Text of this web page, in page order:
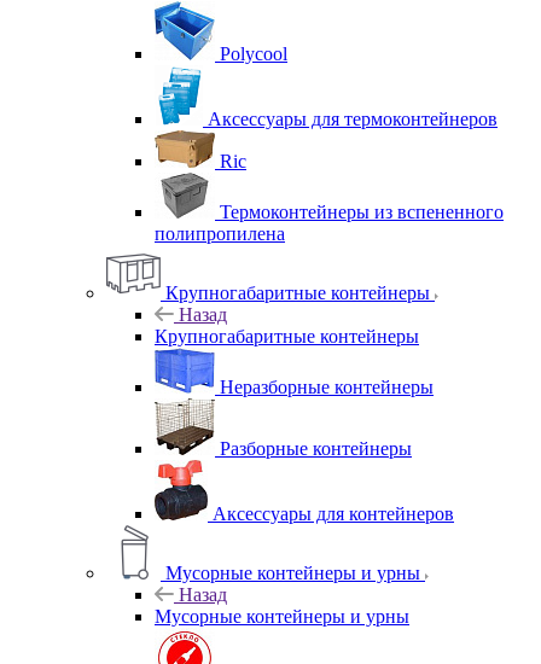
Polycool
Аксессуары для термоконтейнеров
Ric
Термоконтейнеры из вспененного
полипропилена
Крупногабаритные контейнеры
Назад
Крупногабаритные контейнеры
Неразборные контейнеры
Разборные контейнеры
Аксессуары для контейнеров
Мусорные контейнеры и урны
Назад
Мусорные контейнеры и урны